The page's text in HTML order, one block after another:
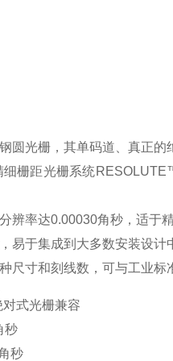
圆光栅，其单码道、真正的
细栅距光栅系统
辨率达0.00030角秒，适于
易于集成到大多数安装设
尺寸和刻线数，可与工业标
式光栅兼容
秒
秒